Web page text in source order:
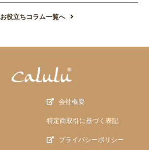
お役立ちコラム一覧へ
会社概要
特定商取引に基づく表記
プライバシーポリシー